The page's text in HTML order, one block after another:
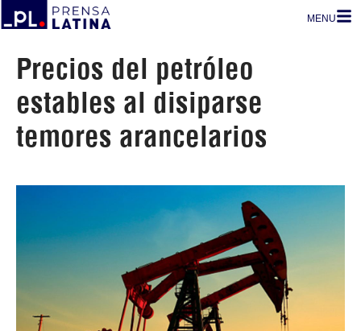
MENU
Precios del petróleo
estables al disiparse
temores arancelarios